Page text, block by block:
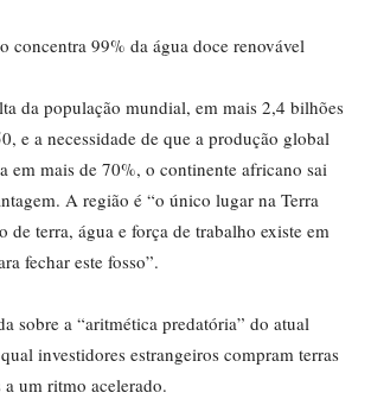
concentra 99% da água doce renovável
da população mundial, em mais 2,4 bilhões
e a necessidade de que a produção global
em mais de 70%, o continente africano sai
A região é “o único lugar na Terra
de terra, água e força de trabalho existe em
fechar este fosso”.
sobre a “aritmética predatória” do atual
investidores estrangeiros compram terras
um ritmo acelerado.